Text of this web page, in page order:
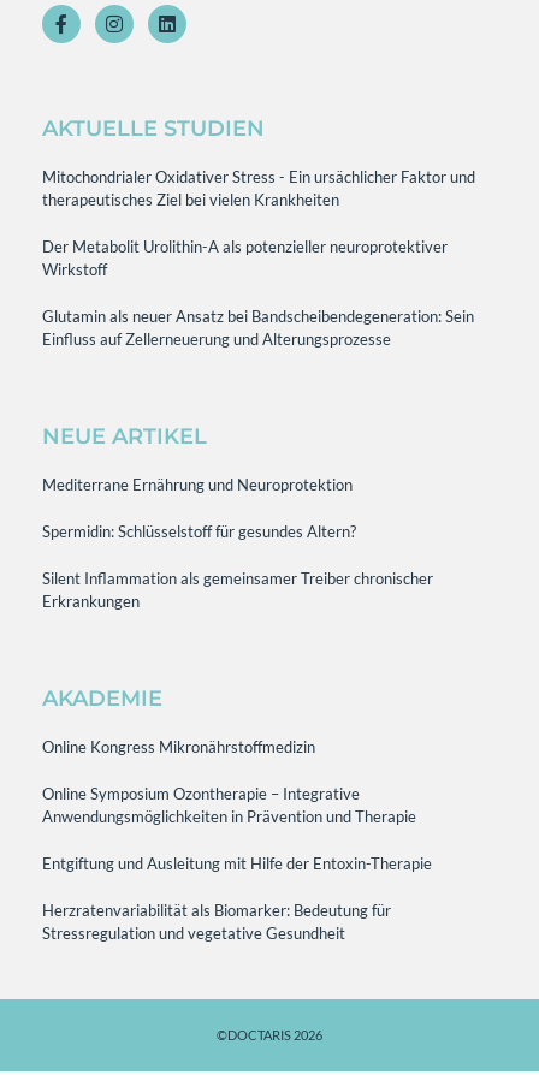
AKTUELLE STUDIEN
Mitochondrialer Oxidativer Stress - Ein ursächlicher Faktor und
therapeutisches Ziel bei vielen Krankheiten
Der Metabolit Urolithin-A als potenzieller neuroprotektiver
Wirkstoff
Glutamin als neuer Ansatz bei Bandscheibendegeneration: Sein
Einfluss auf Zellerneuerung und Alterungsprozesse
NEUE ARTIKEL
Mediterrane Ernährung und Neuroprotektion
Spermidin: Schlüsselstoff für gesundes Altern?
Silent Inflammation als gemeinsamer Treiber chronischer
Erkrankungen
AKADEMIE
Online Kongress Mikronährstoffmedizin
Online Symposium Ozontherapie – Integrative
Anwendungsmöglichkeiten in Prävention und Therapie
Entgiftung und Ausleitung mit Hilfe der Entoxin-Therapie
Herzratenvariabilität als Biomarker: Bedeutung für
Stressregulation und vegetative Gesundheit
©DOCTARIS 2026